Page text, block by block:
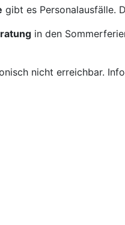
gibt es Personalausfälle.
in den
nicht erreichbar.